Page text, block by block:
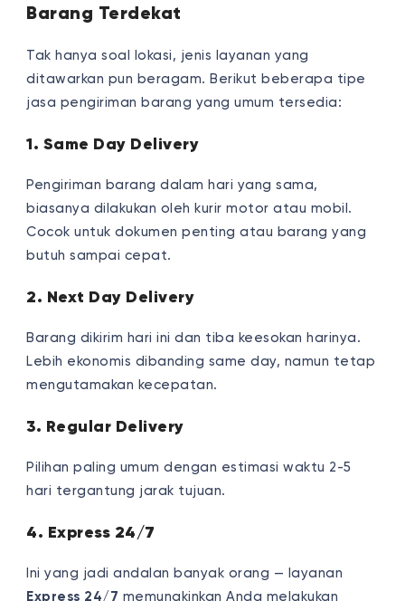
Barang Terdekat
Tak hanya soal lokasi, jenis layanan yang
ditawarkan pun beragam. Berikut beberapa tipe
jasa pengiriman barang yang umum tersedia:
1. Same Day Delivery
Pengiriman barang dalam hari yang sama,
biasanya dilakukan oleh kurir motor atau mobil.
Cocok untuk dokumen penting atau barang yang
butuh sampai cepat.
2. Next Day Delivery
Barang dikirim hari ini dan tiba keesokan harinya.
Lebih ekonomis dibanding same day, namun tetap
mengutamakan kecepatan.
3. Regular Delivery
Pilihan paling umum dengan estimasi waktu 2-5
hari tergantung jarak tujuan.
4. Express 24/7
Ini yang jadi andalan banyak orang — layanan
Express 24/7 memungkinkan Anda melakukan